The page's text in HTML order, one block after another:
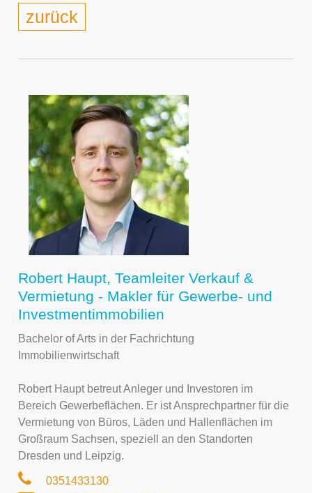
zurück
Robert Haupt, Teamleiter Verkauf &
Vermietung - Makler für Gewerbe- und
Investmentimmobilien
Bachelor of Arts in der Fachrichtung
Immobilienwirtschaft
Robert Haupt betreut Anleger und Investoren im
Bereich Gewerbeflächen. Er ist Ansprechpartner für die
Vermietung von Büros, Läden und Hallenflächen im
Großraum Sachsen, speziell an den Standorten
Dresden und Leipzig.
0351433130